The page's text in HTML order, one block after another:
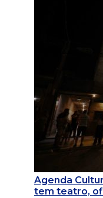
Agenda
tem teatro,